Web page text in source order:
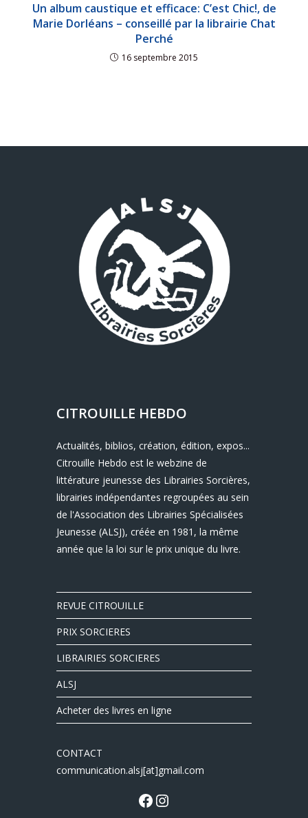
Un album caustique et efficace: C’est Chic!, de
Marie Dorléans – conseillé par la librairie Chat
Perché
16 septembre 2015
CITROUILLE HEBDO
Actualités, biblios, création, édition, expos...
Citrouille Hebdo est le webzine de
littérature jeunesse des Librairies Sorcières,
librairies indépendantes regroupées au sein
de l'Association des Librairies Spécialisées
Jeunesse (ALSJ), créée en 1981, la même
année que la loi sur le prix unique du livre.
REVUE CITROUILLE
PRIX SORCIERES
LIBRAIRIES SORCIERES
ALSJ
Acheter des livres en ligne
CONTACT
communication.alsj[at]gmail.com